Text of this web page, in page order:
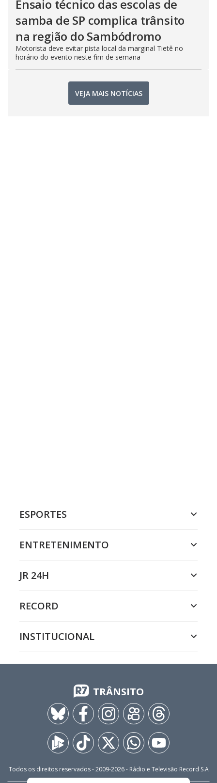
Ensaio técnico das escolas de
samba de SP complica trânsito
na região do Sambódromo
Motorista deve evitar pista local da marginal Tietê no
horário do evento neste fim de semana
VEJA MAIS NOTÍCIAS
ESPORTES
ENTRETENIMENTO
JR 24H
RECORD
INSTITUCIONAL
TRÂNSITO
Todos os direitos reservados - 2009-2026- Rádio e Televisão Record S.A